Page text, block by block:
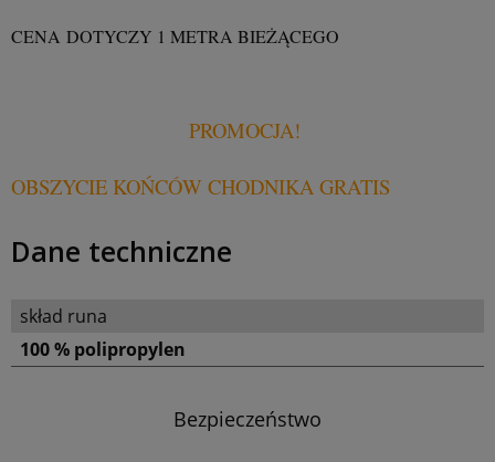
CENA DOTYCZY 1 METRA BIEŻĄCEGO
PROMOCJA!
OBSZYCIE KOŃCÓW CHODNIKA GRATIS
Dane techniczne
skład runa
100 % polipropylen
Bezpieczeństwo